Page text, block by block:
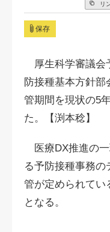
リ
保存
厚生科学審議会
防接種基本方針部
管期間を現状の5
た。【渕本稔】
医療DX推進の
る予防接種事務の
管が定められてい
となる。